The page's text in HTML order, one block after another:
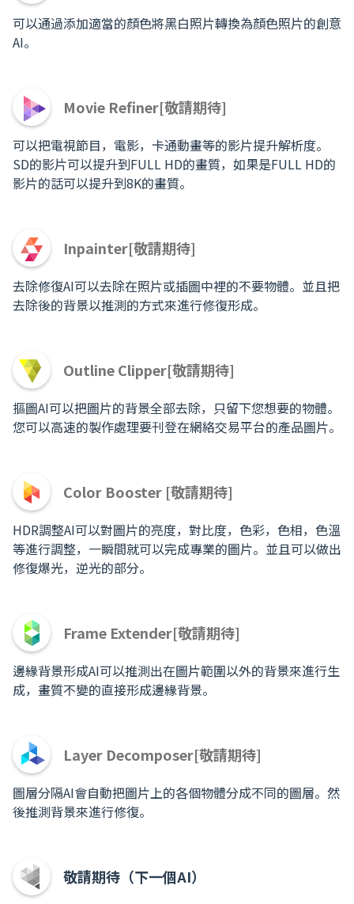
可以通過添加適當的顏色將黑白照片轉換為顏色照片的創意
AI。
Movie Refiner[敬請期待]
可以把電視節目，電影，卡通動畫等的影片提升解析度。
SD的影片可以提升到FULL HD的畫質，如果是FULL HD的
影片的話可以提升到8K的畫質。
Inpainter[敬請期待]
去除修復AI可以去除在照片或插圖中裡的不要物體。並且把
去除後的背景以推測的方式來進行修復形成。
Outline Clipper[敬請期待]
摳圖AI可以把圖片的背景全部去除，只留下您想要的物體。
您可以高速的製作處理要刊登在網絡交易平台的產品圖片。
Color Booster [敬請期待]
HDR調整AI可以對圖片的亮度，對比度，色彩，色相，色溫
等進行調整，一瞬間就可以完成專業的圖片。並且可以做出
修復爆光，逆光的部分。
Frame Extender[敬請期待]
邊緣背景形成AI可以推測出在圖片範圍以外的背景來進行生
成，畫質不變的直接形成邊緣背景。
Layer Decomposer[敬請期待]
圖層分隔AI會自動把圖片上的各個物體分成不同的圖層。然
後推測背景來進行修復。
敬請期待（下一個AI）